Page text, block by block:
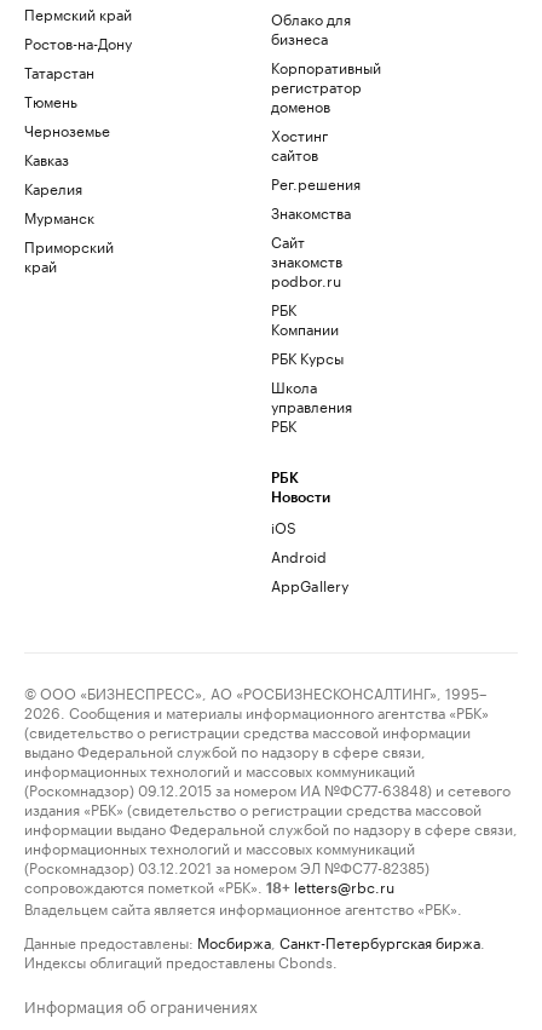
Пермский край
Ростов-на-Дону
Татарстан
Тюмень
Черноземье
Кавказ
Карелия
Мурманск
Приморский
край
Облако для
бизнеса
Корпоративный
регистратор
доменов
Хостинг
сайтов
Рег.решения
Знакомства
Сайт
знакомств
podbor.ru
РБК
Компании
РБК Курсы
Школа
управления
РБК
РБК
Новости
iOS
Android
AppGallery
© ООО «БИЗНЕСПРЕСС», АО «РОСБИЗНЕСКОНСАЛТИНГ», 1995–
2026. Сообщения и материалы информационного агентства «РБК»
(свидетельство о регистрации средства массовой информации
выдано Федеральной службой по надзору в сфере связи,
информационных технологий и массовых коммуникаций
(Роскомнадзор) 09.12.2015 за номером ИА №ФС77-63848) и сетевого
издания «РБК» (свидетельство о регистрации средства массовой
информации выдано Федеральной службой по надзору в сфере связи,
информационных технологий и массовых коммуникаций
(Роскомнадзор) 03.12.2021 за номером ЭЛ №ФС77-82385)
сопровождаются пометкой «РБК».
18+ letters@rbc.ru
Владельцем сайта является информационное агентство «РБК».
Данные предоставлены: Мосбиржа Санкт-Петербургская биржа
Индексы облигаций предоставлены Cbonds.
Информация об ограничениях